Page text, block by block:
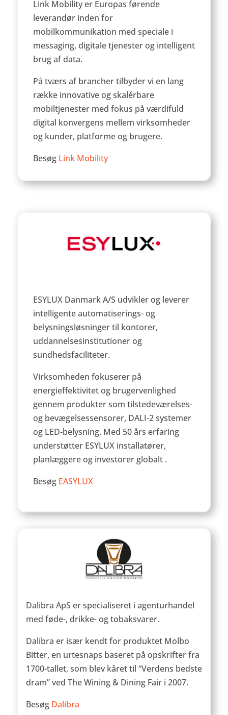
Link Mobility er Europas førende
leverandør inden for
mobilkommunikation med speciale i
messaging, digitale tjenester og intelligent
brug af data.
På tværs af brancher tilbyder vi en lang
række innovative og skalérbare
mobiltjenester med fokus på værdifuld
digital konvergens mellem virksomheder
og kunder, platforme og brugere.
Besøg Link Mobility
ESYLUX Danmark A/S udvikler og leverer
intelligente automatiserings- og
belysningsløsninger til kontorer,
uddannelsesinstitutioner og
sundhedsfaciliteter.
Virksomheden fokuserer på
energieffektivitet og brugervenlighed
gennem produkter som tilstedeværelses-
og bevægelsessensorer, DALI-2 systemer
og LED-belysning. Med 50 års erfaring
understøtter ESYLUX installatører,
planlæggere og investorer globalt.​
Besøg EASYLUX
Dalibra ApS er specialiseret i agenturhandel
med føde-, drikke- og tobaksvarer.
Dalibra er især kendt for produktet Molbo
Bitter, en urtesnaps baseret på opskrifter fra
1700-tallet, som blev kåret til “Verdens bedste
dram” ved The Wining & Dining Fair i 2007.
Besøg Dalibra